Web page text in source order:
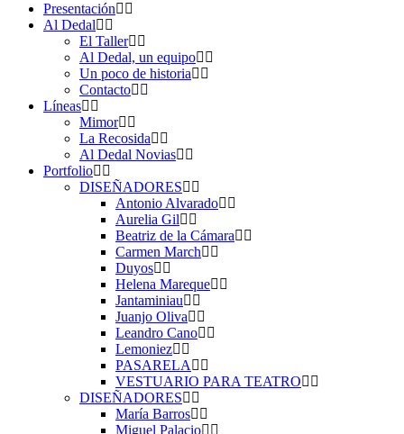
Presentación
Al Dedal
El Taller
Al Dedal, un equipo
Un poco de historia
Contacto
Líneas
Mimor
La Recosida
Al Dedal Novias
Portfolio
DISEÑADORES
Antonio Alvarado
Aurelia Gil
Beatriz de la Cámara
Carmen March
Duyos
Helena Mareque
Jantaminiau
Juanjo Oliva
Leandro Cano
Lemoniez
PASARELA
VESTUARIO PARA TEATRO
DISEÑADORES
María Barros
Miguel Palacio